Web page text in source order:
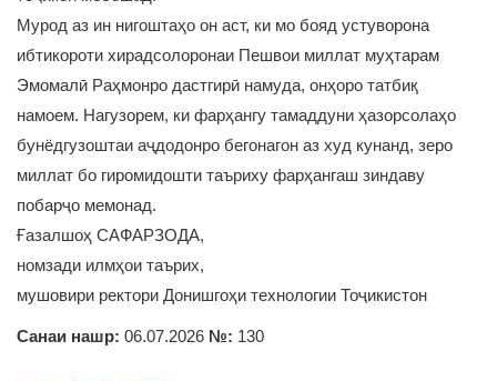
Мурод аз ин нигоштаҳо он аст, ки мо бояд устуворона
ибтикороти хирадсолоронаи Пешвои миллат муҳтарам
Эмомалӣ Раҳмонро дастгирӣ намуда, онҳоро татбиқ
намоем. Нагузорем, ки фарҳангу тамаддуни ҳазорсолаҳо
бунёдгузоштаи аҷдодонро бегонагон аз худ кунанд, зеро
миллат бо гиромидошти таъриху фарҳангаш зиндаву
побарҷо мемонад.
Ғазалшоҳ САФАРЗОДА,
номзади илмҳои таърих,
мушовири ректори Донишгоҳи технологии Тоҷикистон
Санаи нашр: 06.07.2026 №: 130